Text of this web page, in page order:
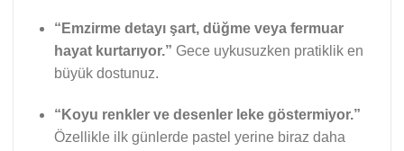
“Emzirme detayı şart, düğme veya fermuar
hayat kurtarıyor.” Gece uykusuzken pratiklik en
büyük dostunuz.
“Koyu renkler ve desenler leke göstermiyor.”
Özellikle ilk günlerde pastel yerine biraz daha